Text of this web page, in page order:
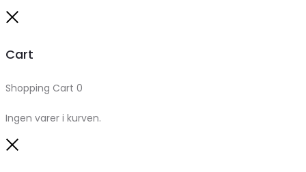
Cart
Shopping Cart 0
Ingen varer i kurven.